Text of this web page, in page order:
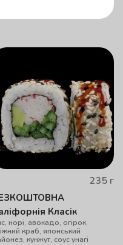
235 г
Класік
норі, авокадо, огірок,
краб, японський
кунжут, соус унагі